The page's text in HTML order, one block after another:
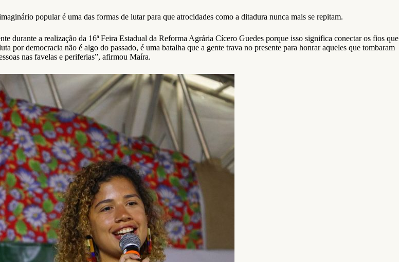
popular é uma das formas de lutar para que atrocidades como a ditadura nunca mais se repitam.
durante a realização da 16ª Feira Estadual da Reforma Agrária Cícero Guedes porque isso significa conectar os fios que
por democracia não é algo do passado, é uma batalha que a gente trava no presente para honrar aqueles que tombaram
nas favelas e periferias”, afirmou Maíra.